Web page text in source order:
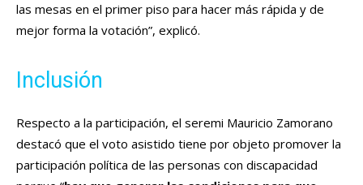
las mesas en el primer piso para hacer más rápida y de
mejor forma la votación”, explicó.
Inclusión
Respecto a la participación, el seremi Mauricio Zamorano
destacó que el voto asistido tiene por objeto promover la
participación política de las personas con discapacidad